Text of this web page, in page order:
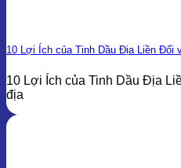
10 Lợi Ích của Tinh Dầu Địa Liền Đối
10 Lợi Ích của Tinh Dầu Địa
địa